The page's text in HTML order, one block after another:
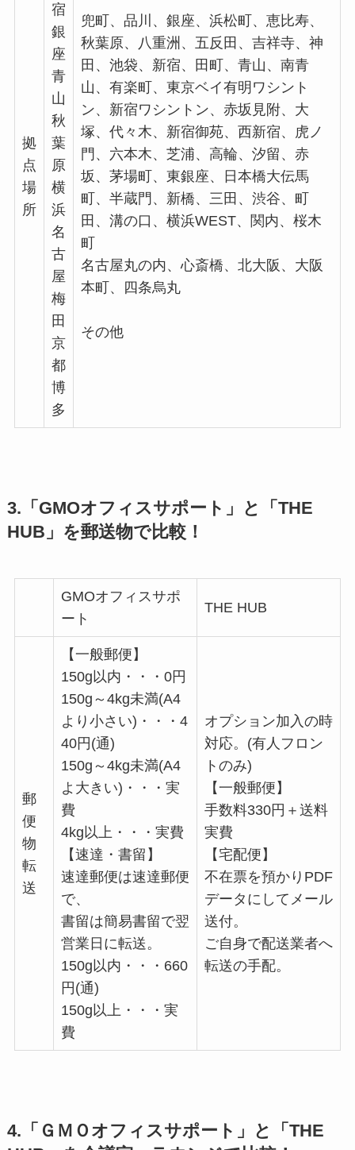
拠
点
場
所
宿
銀
座
青
山
秋
葉
原
横
浜
名
古
屋
梅
田
京
都
博
多
兜町、品川、銀座、浜松町、恵比寿、
秋葉原、八重洲、五反田、吉祥寺、神
田、池袋、新宿、田町、青山、南青
山、有楽町、東京ベイ有明ワシント
ン、新宿ワシントン、赤坂見附、大
塚、代々木、新宿御苑、西新宿、虎ノ
門、六本木、芝浦、高輪、汐留、赤
坂、茅場町、東銀座、日本橋大伝馬
町、半蔵門、新橋、三田、渋谷、町
田、溝の口、横浜WEST、関内、桜木
町
名古屋丸の内、心斎橋、北大阪、大阪
本町、四条烏丸
その他
3.「GMOオフィスサポート」と「THE
HUB」を郵送物で比較！
GMOオフィスサポ
ート
THE HUB
郵
便
物
転
送
【一般郵便】
150g以内・・・0円
150g～4kg未満(A4
より小さい)・・・4
40円(通)
150g～4kg未満(A4
よ大きい)・・・実
費
4kg以上・・・実費
【速達・書留】
速達郵便は速達郵便
で、
書留は簡易書留で翌
営業日に転送。
150g以内・・・660
円(通)
150g以上・・・実
費
オプション加入の時
対応。(有人フロン
トのみ)
【一般郵便】
手数料330円＋送料
実費
【宅配便】
不在票を預かりPDF
データにしてメール
送付。
ご自身で配送業者へ
転送の手配。
4.「ＧＭＯオフィスサポート」と「THE